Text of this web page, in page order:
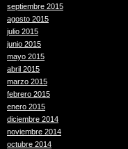
septiembre 2015
agosto 2015
julio 2015
junio 2015
mayo 2015
abril 2015
marzo 2015
febrero 2015
enero 2015
diciembre 2014
noviembre 2014
octubre 2014